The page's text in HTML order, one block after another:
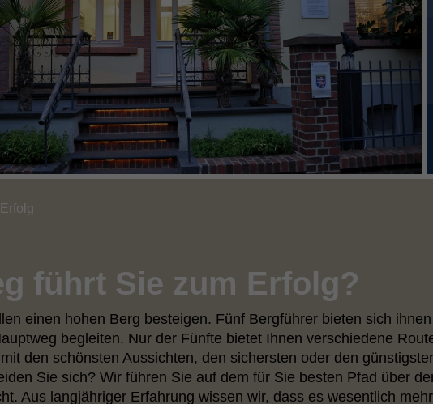
führt Sie zum Erfolg?
einen hohen Berg besteigen. Fünf Bergführer bieten sich
begleiten. Nur der Fünfte bietet Ihnen verschiedene
den schönsten Aussichten, den sichersten oder den
Sie sich? Wir führen Sie auf dem für Sie besten Pfad über
Aus langjähriger Erfahrung wissen wir, dass es wesentlich